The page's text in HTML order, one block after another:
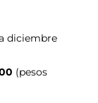
diciembre
(pesos